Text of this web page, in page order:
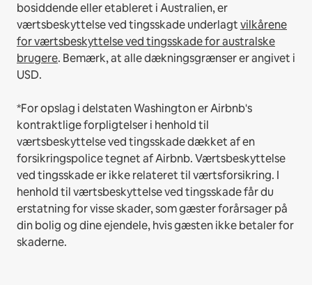
bosiddende eller etableret i Australien, er
værtsbeskyttelse ved tingsskade underlagtvilkårene
for værtsbeskyttelse ved tingsskade for australske
brugere. Bemærk, at alle dækningsgrænser er angivet i
USD.
*For opslag i delstaten Washington er Airbnb's
kontraktlige forpligtelser i henhold til
værtsbeskyttelse ved tingsskade dækket af en
forsikringspolice tegnet af Airbnb. Værtsbeskyttelse
ved tingsskade er ikke relateret til værtsforsikring. I
henhold til værtsbeskyttelse ved tingsskade får du
erstatning for visse skader, som gæster forårsager på
din bolig og dine ejendele, hvis gæsten ikke betaler for
skaderne.